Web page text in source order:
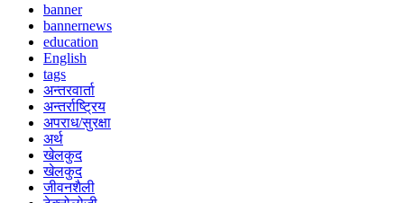
banner
bannernews
education
English
tags
अन्तरवार्ता
अन्तर्राष्ट्रिय
अपराध/सुरक्षा
अर्थ
खेलकुद
खेलकुद
जीवनशैली